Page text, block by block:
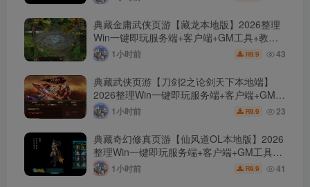
典藏金庸武侠页游【藏龙本地版】2026整理
Win一键即玩服务端+客户端+GM工具+教程
【站长亲测】
1小时前 R9.9 43
典藏武侠页游【刀剑2之论剑天下本地端】
2026整理Win一键即玩服务端+客户端+GM工
具+教程【站长亲测】
1小时前 R9.9 23
典藏奇幻修真页游【仙风道OL本地版】2026
整理Win一键即玩服务端+客户端+GM工具
+教程【站长亲测】
1小时前 R9.9 41